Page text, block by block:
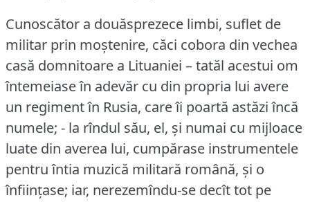
Cunoscător a douăsprezece limbi, suflet de
militar prin moștenire, căci cobora din vechea
casă domnitoare a Lituaniei – tatăl acestui om
întemeiase în adevăr cu din propria lui avere
un regiment în Rusia, care îi poartă astăzi încă
numele; - la rîndul său, el, și numai cu mijloace
luate din averea lui, cumpărase instrumentele
pentru întia muzică militară română, și o
înființase; iar, nerezemîndu-se decît tot pe